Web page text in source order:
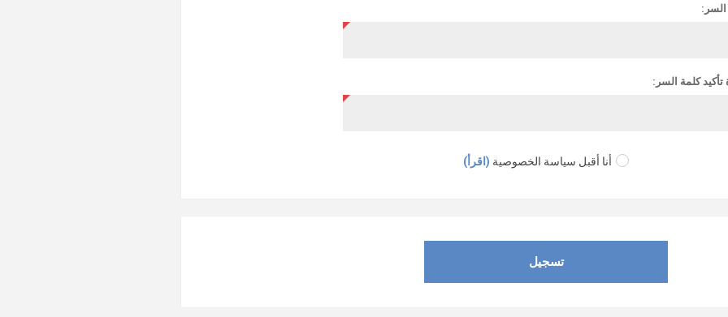
السر:
تأكيد كلمة السر:
أنا أقبل سياسة الخصوصية (اقرأ)